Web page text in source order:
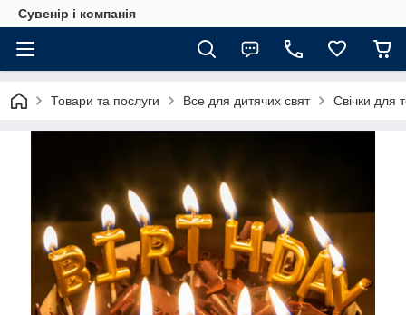
Сувенір і компанія
Товари та послуги Все для дитячих свят Свічки для